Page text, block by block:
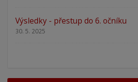
Výsledky - přestup do 6. očníku
30. 5. 2025